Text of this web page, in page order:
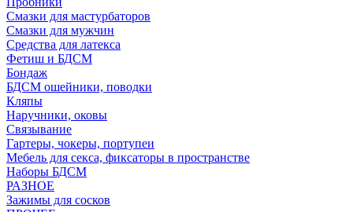
Смазки для мастурбаторов
Смазки для мужчин
Средства для латекса
Фетиш и БДСМ
Бондаж
БДСМ ошейники, поводки
Кляпы
Наручники, оковы
Связывание
Гартеры, чокеры, портупеи
Мебель для секса, фиксаторы в пространстве
Наборы БДСМ
РАЗНОЕ
Зажимы для сосков